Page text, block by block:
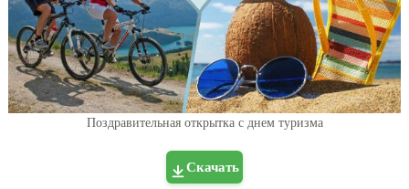
Поздравительная открытка с днем туризма
Скачать